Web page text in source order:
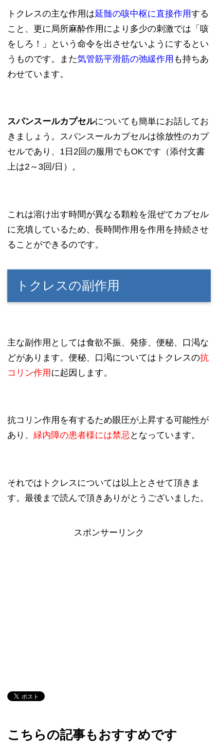
トクレスの主な作用は延髄の咳中枢に直接作用する
こと、更に局所麻酔作用により多少の刺激では「咳
をしろ！」という命令を出させないようにするとい
うものです。また気管筋平滑筋の弛緩作用 も持ちあ
わせています。
スパンスールカプセルについても簡単にお話してお
きましょう。スパンスールカプセルは徐放性のカプ
セルであり、1日2回の服用でもOKです（添付文書
上は2～3回/日）。
これは溶け出す時間が異なる顆粒を混ぜてカプセル
に充填しているため、長時間作用を作用を持続させ
ることができるのです。
トクレスの副作用
主な副作用としては食欲不振、発疹、便秘、口渇な
どがあります。便秘、口渇についてはトクレスの抗
コリン作用 に起因します。
抗コリン作用を有するため眼圧が上昇する可能性が
あり、 緑内障の患者様には禁忌 となっています。
それではトクレスについては以上とさせて頂きま
す。最後まで読んで頂きありがとうございました。
スポンサーリンク
こちらの記事もおすすめです